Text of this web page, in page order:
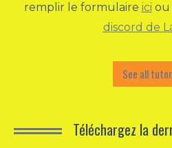
remplir le formulaire ici ou
discord de
See all
Téléchargez la